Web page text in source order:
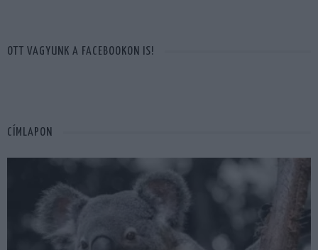
OTT VAGYUNK A FACEBOOKON IS!
CÍMLAPON